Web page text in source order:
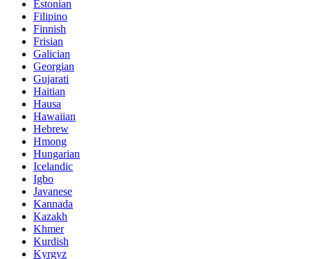
Estonian
Filipino
Finnish
Frisian
Galician
Georgian
Gujarati
Haitian
Hausa
Hawaiian
Hebrew
Hmong
Hungarian
Icelandic
Igbo
Javanese
Kannada
Kazakh
Khmer
Kurdish
Kyrgyz